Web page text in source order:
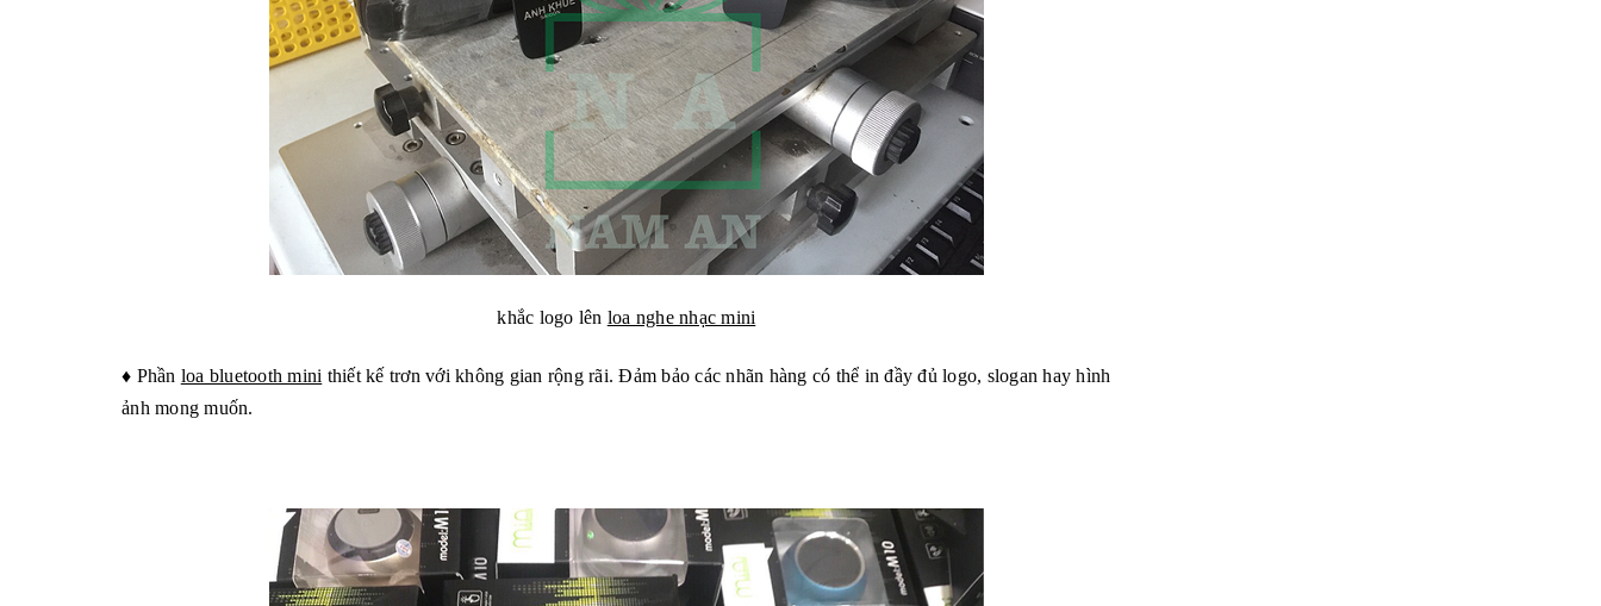
khắc logo lên loa nghe nhạc mini
♦ Phần loa bluetooth mini thiết kế trơn với không gian rộng rãi. Đảm bảo các nhãn hàng có thể in đầy đủ logo, slogan hay hình
ảnh mong muốn.